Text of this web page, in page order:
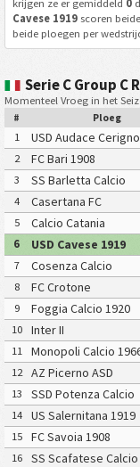
krijgen ze er gemiddeld 0
Cavese 1919scoren
beide ploegen per
Serie C Group C
Momenteel Vroeg in het
# Ploeg
1 USD Audace
2
FC Bari 1908
3
SS Barletta Calcio
4
Casertana FC
5
Calcio Catania
6
USD Cavese 1919
7
Cosenza Calcio
8
FC Crotone
9
Foggia Calcio 1920
10
Inter II
11
Monopoli Calcio
12
AZ Picerno ASD
13
SSD Potenza Calcio
14
US Salernitana 1919
15
FC Savoia 1908
16
SS Scafatese Calcio